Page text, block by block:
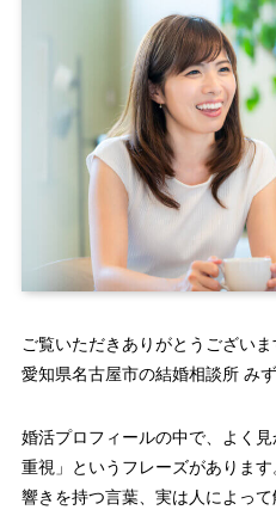
ご覧いただきありがとうございま
愛知県名古屋市の結婚相談所 み
婚活プロフィールの中で、よく
重視」というフレーズがありま
響きを持つ言葉、実は人によっ